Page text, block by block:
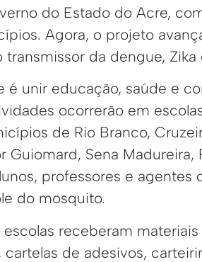
do Estado do Acre,
Agora, o projeto
da dengue, Zika
é unir educação, saúde e
ocorrerão em
de Rio Branco,
Guiomard, Sena Madureira,
professores e agentes
do mosquito.
escolas receberam
cartelas de adesivos,